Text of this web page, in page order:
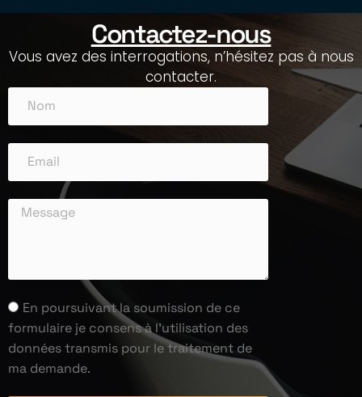
Contactez-nous
Vous avez des interrogations, n’hésitez pas à nous
contacter.
En poursuivant la soumission de ce
formulaire je consens à l'utilisation des
données transmis pour le traitement de
ma demande.